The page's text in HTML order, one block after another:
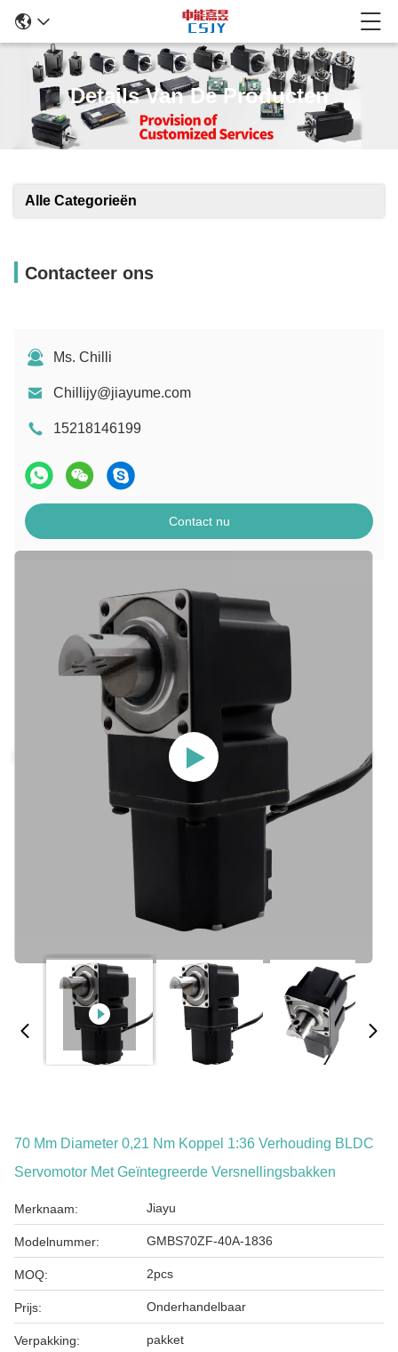
Details Van De Producten
Alle Categorieën
Contacteer ons
Ms. Chilli
Chillijy@jiayume.com
15218146199
Contact nu
70 Mm Diameter 0,21 Nm Koppel 1:36 Verhouding BLDC
Servomotor Met Geïntegreerde Versnellingsbakken
Merknaam: Jiayu
Modelnummer: GMBS70ZF-40A-1836
MOQ: 2pcs
Prijs: Onderhandelbaar
Verpakking: pakket